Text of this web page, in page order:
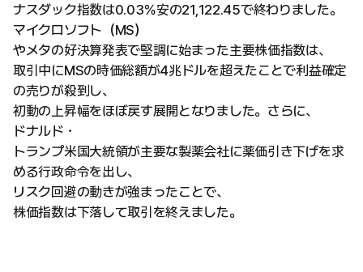
ナスダック指数は0.03％安の21,122.45で終わりました。
マイクロソフト（MS）
やメタの好決算発表で堅調に始まった主要株価指数は、
取引中にMSの時価総額が4兆ドルを超えたことで利益確定
の売りが殺到し、
初動の上昇幅をほぼ戻す展開となりました。さらに、
ドナルド・
トランプ米国大統領が主要な製薬会社に薬価引き下げを求
める行政命令を出し、
リスク回避の動きが強まったことで、
株価指数は下落して取引を終えました。